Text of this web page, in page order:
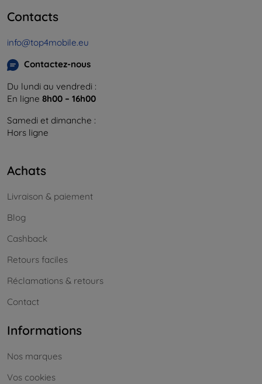
Contacts
info@top4mobile.eu
Contactez-nous
Du lundi au vendredi :
En ligne 8h00 – 16h00
Samedi et dimanche :
Hors ligne
Achats
Livraison & paiement
Blog
Cashback
Retours faciles
Réclamations & retours
Contact
Informations
Nos marques
Vos cookies